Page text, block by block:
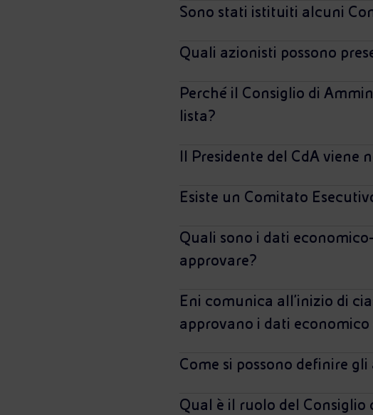
Sono stati istituiti alcuni
Quali azionisti possono
Perché il Consiglio di
lista?
Il Presidente del CdA viene
Esiste un Comitato
Quali sono i dati
approvare?
Eni comunica all'inizio di
approvano i dati
Come si possono definire
Qual è il ruolo del